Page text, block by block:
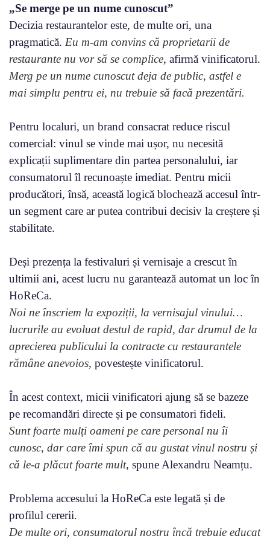
„Se merge pe un nume cunoscut”
Decizia restaurantelor este, de multe ori, una
pragmatică. Eu m-am convins că proprietarii de
restaurante nu vor să se complice, afirmă vinificatorul.
Merg pe un nume cunoscut deja de public, astfel e
mai simplu pentru ei, nu trebuie să facă prezentări.
Pentru localuri, un brand consacrat reduce riscul
comercial: vinul se vinde mai ușor, nu necesită
explicații suplimentare din partea personalului, iar
consumatorul îl recunoaște imediat. Pentru micii
producători, însă, această logică blochează accesul într-
un segment care ar putea contribui decisiv la creștere și
stabilitate.
Deși prezența la festivaluri și vernisaje a crescut în
ultimii ani, acest lucru nu garantează automat un loc în
HoReCa.
Noi ne înscriem la expoziții, la vernisajul vinului…
lucrurile au evoluat destul de rapid, dar drumul de la
aprecierea publicului la contracte cu restaurantele
rămâne anevoios, povestește vinificatorul.
În acest context, micii vinificatori ajung să se bazeze
pe recomandări directe și pe consumatori fideli.
Sunt foarte mulți oameni pe care personal nu îi
cunosc, dar care îmi spun că au gustat vinul nostru și
că le-a plăcut foarte mult, spune Alexandru Neamțu.
Problema accesului la HoReCa este legată și de
profilul cererii.
De multe ori, consumatorul nostru încă trebuie educat